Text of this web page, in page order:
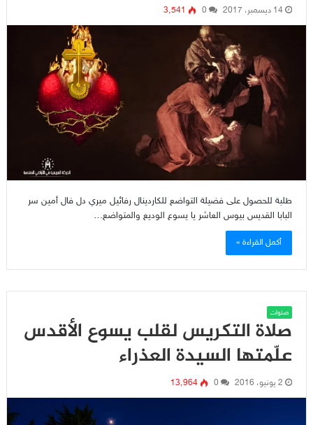
14 ديسمبر، 2017 0 3٬541
طلبة للحصول على فضيلة التواضع للكاردينال رفائيل ميري دل فال أمين سر
البابا القديس بيوس العاشر يا يسوع الوديع والمتواضع…
أكمل القراءة »
صلوات
صلاة التكريس لقلب يسوع الأقدس
علّمتها السيدة العذراء
2 يونيو، 2016 0 13٬964